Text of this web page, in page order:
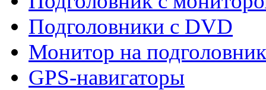
Подголовники с DVD
Монитор на подголовник
GPS-навигаторы